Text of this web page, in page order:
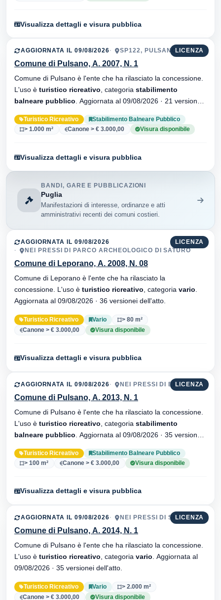
Visualizza dettagli e visura pubblica
LICENZA
AGGIORNATA IL 09/08/2026 SP122, PULSANO, 74026
Comune di Pulsano, A. 2007, N. 1
Comune di Pulsano è l'ente che ha rilasciato la concessione.
L'uso è turistico ricreativo , categoria stabilimento
balneare pubblico
Turistico Ricreativo
Stabilimento Balneare Pubblico
> 1.000 m²
Canone > € 3.000,00 Visura disponibile
Visualizza dettagli e visura pubblica
BANDI, GARE E PUBBLICAZIONI
Puglia
Manifestazioni di interesse, ordinanze e atti
amministrativi recenti dei comuni costieri.
LICENZA
AGGIORNATA IL 09/08/2026
NEI PRESSI DI PARCO ARCHEOLOGICO DI SATURO
Comune di Leporano, A. 2008, N. 08
Comune di Leporano è l'ente che ha rilasciato la
concessione. L'uso è turistico ricreativo , categoria vario
Aggiornata al 09/08/2026 · 36 versionei dell'atto.
Turistico Ricreativo Vario
> 80 m²
Canone > € 3.000,00
Visura disponibile
Visualizza dettagli e visura pubblica
LICENZA
AGGIORNATA IL 09/08/2026 NEI PRESSI DI EL KARIBE
Comune di Pulsano, A. 2013, N. 1
Comune di Pulsano è l'ente che ha rilasciato la concessione.
L'uso è turistico ricreativo , categoria stabilimento
balneare pubblico
Turistico Ricreativo
Stabilimento Balneare Pubblico
> 100 m²
Canone > € 3.000,00 Visura disponibile
Visualizza dettagli e visura pubblica
LICENZA
AGGIORNATA IL 09/08/2026 NEI PRESSI DI SUD
Comune di Pulsano, A. 2014, N. 1
Comune di Pulsano è l'ente che ha rilasciato la concessione.
L'uso è turistico ricreativo , categoria vario
09/08/2026 · 35 versionei dell'atto.
Turistico Ricreativo Vario
> 2.000 m²
Canone > € 3.000,00
Visura disponibile